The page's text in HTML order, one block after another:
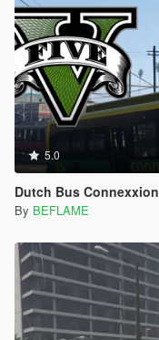
5.0
Dutch Bus Connexxion
By BEFLAME